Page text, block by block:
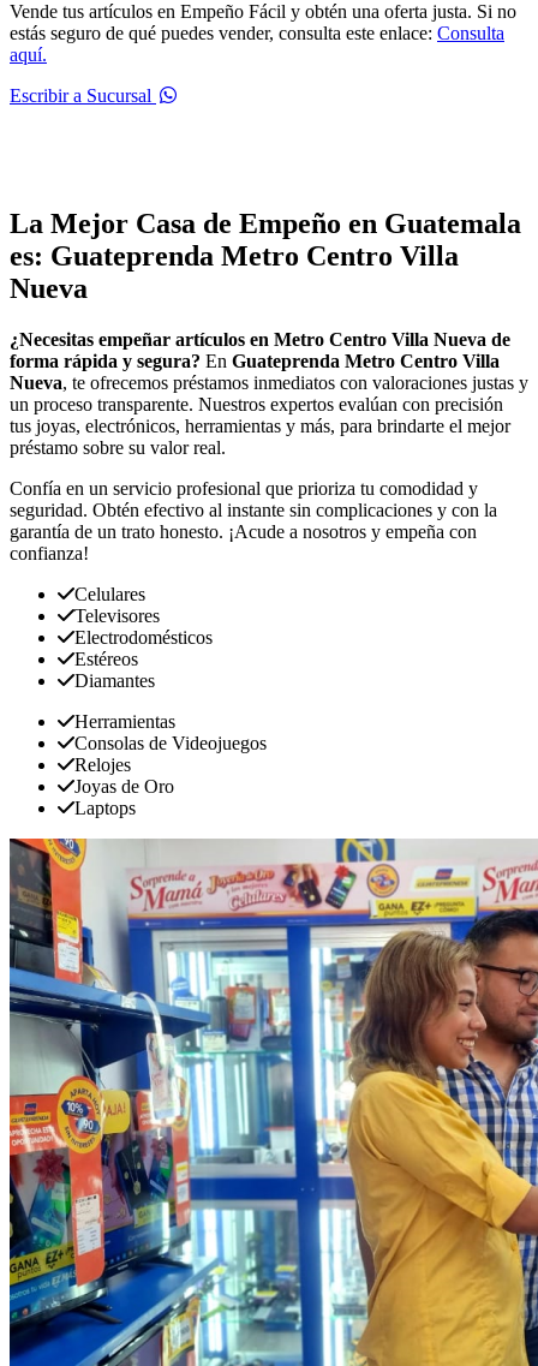
Vende tus artículos en Empeño Fácil y obtén una oferta justa. Si no
estás seguro de qué puedes vender, consulta este enlace: Consulta
aquí.
Escribir a Sucursal
La Mejor Casa de Empeño en Guatemala
es: Guateprenda Metro Centro Villa
Nueva
¿Necesitas empeñar artículos en Metro Centro Villa Nueva de
forma rápida y segura? En Guateprenda Metro Centro Villa
Nueva, te ofrecemos préstamos inmediatos con valoraciones justas y
un proceso transparente. Nuestros expertos evalúan con precisión
tus joyas, electrónicos, herramientas y más, para brindarte el mejor
préstamo sobre su valor real.
Confía en un servicio profesional que prioriza tu comodidad y
seguridad. Obtén efectivo al instante sin complicaciones y con la
garantía de un trato honesto. ¡Acude a nosotros y empeña con
confianza!
Celulares
Televisores
Electrodomésticos
Estéreos
Diamantes
Herramientas
Consolas de Videojuegos
Relojes
Joyas de Oro
Laptops